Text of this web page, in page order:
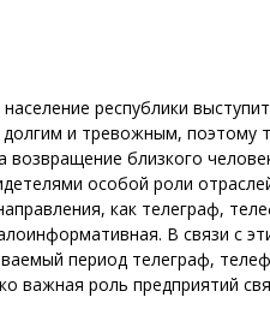
республики
и тревожным, поэтому
возвращение близкого
особой роли
как телеграф,
В связи с
период телеграф,
важная роль предприятий